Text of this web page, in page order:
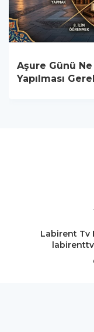
Aşure Günü
Yapılması
Labirent Tv